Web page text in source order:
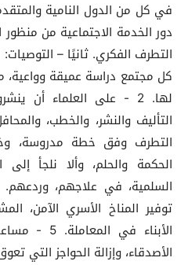
في كل من الدول النامية
دور الخدمة الاجتماعية من
كل مجتمع دراسة عميقة
لها. 2 - على العلماء أن
التطرف وفق خطة مدروسة،
الحكمة والحلم، وألا نلجأ
توفير المناخ الأسري الآمن،
الأبناء
الأصدقاء، وإزالة الحواجز التي